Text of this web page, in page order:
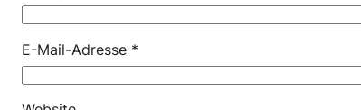
E-Mail-Adresse *